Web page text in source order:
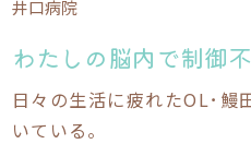
井口病院
わたしの脳内で制
日々の生活に疲れたOL･鰻
いている。